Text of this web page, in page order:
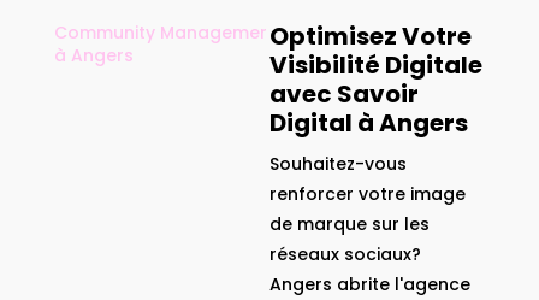
Community Managemer
à Angers
Optimisez Votre
Visibilité Digitale
avec Savoir
Digital à Angers
Souhaitez-vous
renforcer votre image
de marque sur les
réseaux sociaux?
Angers abrite l'agence